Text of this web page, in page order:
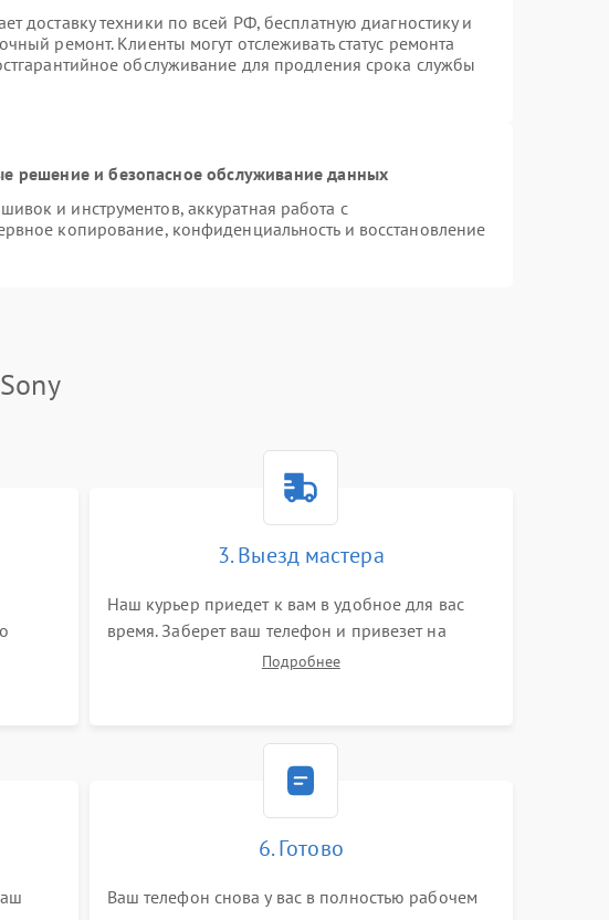
доставку техники по всей РФ, бесплатную диагностику и
ремонт. Клиенты могут отслеживать статус ремонта
обслуживание для продления срока службы
решение и безопасное обслуживание данных
и инструментов, аккуратная работа с
копирование, конфиденциальность и восстановление
3. Выезд мастера
Наш курьер приедет к вам в удобное для вас
время. Заберет ваш телефон и привезет на
склад для диагностики.Подробнее
6. Готово
Ваш телефон снова у вас в полностью рабочем